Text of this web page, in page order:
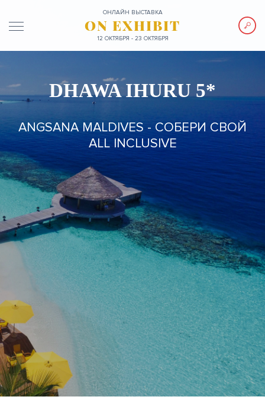
ОНЛАЙН ВЫСТАВКА
ON EXHIBIT
12 ОКТЯБРЯ - 23 ОКТЯБРЯ
DHAWA IHURU 5*
ANGSANA MALDIVES - СОБЕРИ СВОЙ
ALL INCLUSIVE